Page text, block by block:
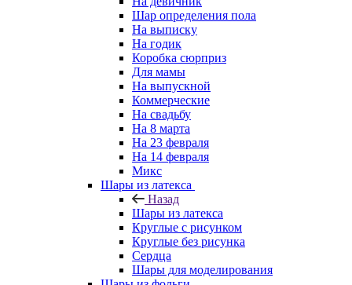
Шар определения пола
На выписку
На годик
Коробка сюрприз
Для мамы
На выпускной
Коммерческие
На свадьбу
На 8 марта
На 23 февраля
На 14 февраля
Микс
Шары из латекса
Назад
Шары из латекса
Круглые с рисунком
Круглые без рисунка
Сердца
Шары для моделирования